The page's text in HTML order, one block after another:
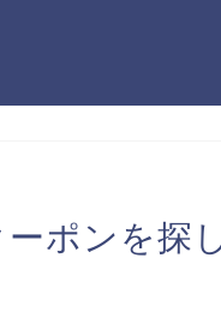
ポンを探